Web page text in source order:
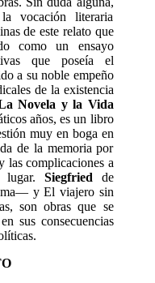
vocación literaria
de este relato que
como un ensayo
que poseía el
a su noble empeño
de la existencia
Novela y la Vida
años, es un libro
muy en boga en
de la memoria por
las complicaciones a
lugar. Siegfried de
y El viajero sin
son obras que se
sus consecuencias